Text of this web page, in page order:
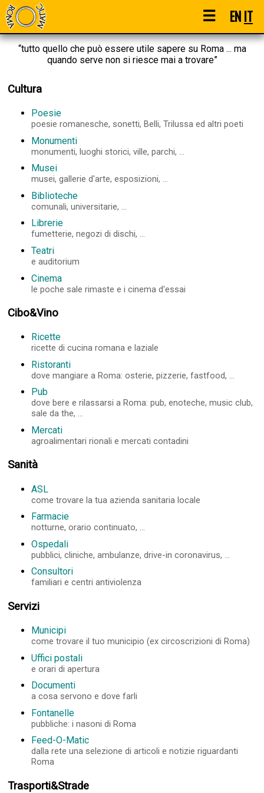
☰ ENIT
“tutto quello che può essere utile sapere su Roma ... ma
quando serve non si riesce mai a trovare”
Cultura
Poesie
poesie romanesche, sonetti, Belli, Trilussa ed altri poeti
Monumenti
monumenti, luoghi storici, ville, parchi, ...
Musei
musei, gallerie d'arte, esposizioni, ...
Biblioteche
comunali, universitarie, ...
Librerie
fumetterie, negozi di dischi, ...
Teatri
e auditorium
Cinema
le poche sale rimaste e i cinema d'essai
Cibo&Vino
Ricette
ricette di cucina romana e laziale
Ristoranti
dove mangiare a Roma: osterie, pizzerie, fastfood, ...
Pub
dove bere e rilassarsi a Roma: pub, enoteche, music club,
sale da the, ...
Mercati
agroalimentari rionali e mercati contadini
Sanità
ASL
come trovare la tua azienda sanitaria locale
Farmacie
notturne, orario continuato, ...
Ospedali
pubblici, cliniche, ambulanze, drive-in coronavirus, ...
Consultori
familiari e centri antiviolenza
Servizi
Municipi
come trovare il tuo municipio (ex circoscrizioni di Roma)
Uffici postali
e orari di apertura
Documenti
a cosa servono e dove farli
Fontanelle
pubbliche: i nasoni di Roma
Feed-O-Matic
dalla rete una selezione di articoli e notizie riguardanti
Roma
Trasporti&Strade